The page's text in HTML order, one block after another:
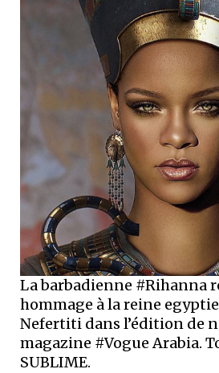
La barbadienne #Rihanna
hommage à la reine
Nefertiti dans l’édition de
magazine #Vogue Arabia.
SUBLIME.